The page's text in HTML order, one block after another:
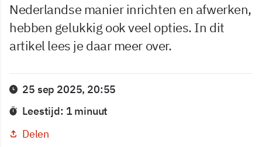
Nederlandse manier inrichten en afwerken,
hebben gelukkig ook veel opties. In dit
artikel lees je daar meer over.
25 sep 2025, 20:55
Leestijd: 1 minuut
Delen